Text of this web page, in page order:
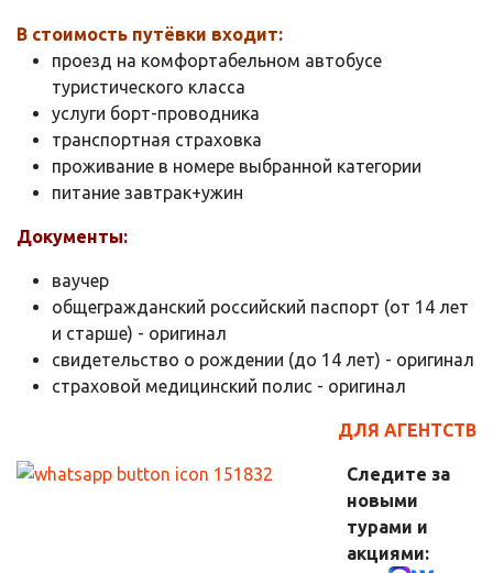
В стоимость путёвки входит:
проезд на комфортабельном автобусе
туристического класса
услуги борт-проводника
транспортная страховка
проживание в номере выбранной категории
питание завтрак+ужин
Документы:
ваучер
общегражданский российский паспорт (от 14 лет
и старше) - оригинал
свидетельство о рождении (до 14 лет) - оригинал
страховой медицинский полис - оригинал
ДЛЯ АГЕНТСТВ
Следите за
новыми
турами и
акциями: